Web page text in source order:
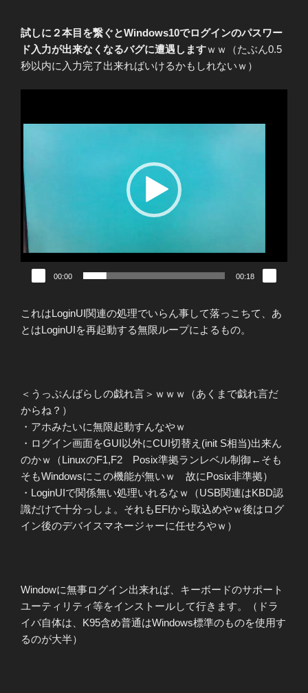
試しに２本目を繋ぐとWindows10でログインのパスワー
ド入力が出来なくなるバグに遭遇しますｗｗ（たぶん0.5
秒以内に入力完了出来ればいけるかもしれないｗ）
ヤ
ー
00:00 00:18
これはLoginUI関連の処理でいらん事して落っこちて、あ
とはLoginUIを再起動する無限ループによるもの。
＜うっぷんばらしの戯れ言＞ｗｗｗ（あくまで戯れ言だ
からね？）
・アホみたいに無限起動すんなやｗ
・ログイン画面をGUI以外にCUI切替え(init S相当)出来ん
のかｗ（LinuxのF1,F2 Posix準拠ランレベル制御←そも
そもWindowsにこの機能が無いｗ 故にPosix非準拠）
・LoginUIで関係無い処理いれるなｗ（USB関連はKBD認
識だけで十分っしょ。それもEFIから取込めやｗ後はログ
イン後のデバイスマネージャーに任せろやｗ）
Windowに無事ログイン出来れば、キーボードのサポート
ユーティリティ等をインストールして行きます。（ドラ
イバ自体は、K95含め普通はWindows標準のものを使用す
るのが大半）